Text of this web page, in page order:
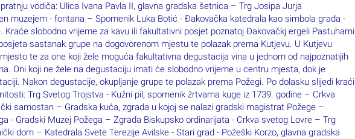
vodiča: Ulica Ivana Pavla II, glavna gradska šetnica – Trg Josipa Jurja
muzejem - fontana – Spomenik Luka Botić - Đakovačka katedrala kao simbola grada -
Kraće slobodno vrijeme za kavu ili fakultativni posjet poznatoj Đakovačkj ergeli Pastuharni
sastanak grupe na dogovorenom mjestu te polazak prema Kutjevu. U Kutjevu
te za one koji žele moguća fakultativna degustacija vina u jednom od najpoznatijih
Oni koji ne žele na degustaciju imati će slobodno vrijeme u centru mjesta, dok je
Nakon degustacije, okupljanje grupe te polazak prema Požegi. Po dolasku slijedi kraći
Trg Svetog Trojstva - Kužni pil, spomenik žrtvama kuge iz 1739. godine – Crkva
samostan – Gradska kuća, zgrada u kojoj se nalazi gradski magistrat Požege –
- Gradski Muzej Požega – Zgrada Biskupsko ordinarijata - Crkva svetog Lovre – Trg
dom – Katedrala Svete Terezije Avilske - Stari grad - Požeški Korzo, glavna gradska